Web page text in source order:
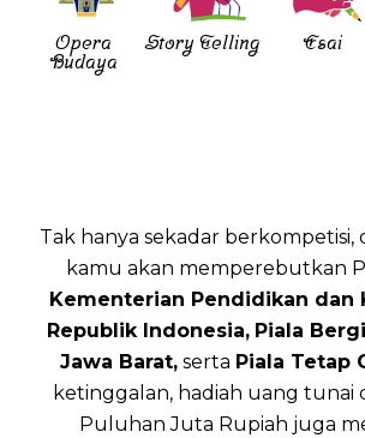
Opera
Budaya
Story Telling Esai
Tak hanya sekadar berkompetisi,
kamu akan memperebutkan
Kementerian Pendidikan dan
Republik Indonesia, Piala
Jawa Barat,serta Piala Tetap
ketinggalan, hadiah uang tunai
Puluhan Juta Rupiah juga